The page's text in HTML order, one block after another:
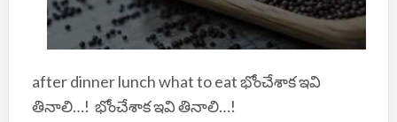
after dinner lunch what to eat భోంచేశాక ఇవి
తినాలి…! భోంచేశాక ఇవి తినాలి…!